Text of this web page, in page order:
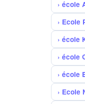
école
Ecole
école
école
école
Ecole